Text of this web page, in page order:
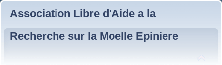
Association Libre d'Aide a la
Recherche sur la Moelle Epiniere